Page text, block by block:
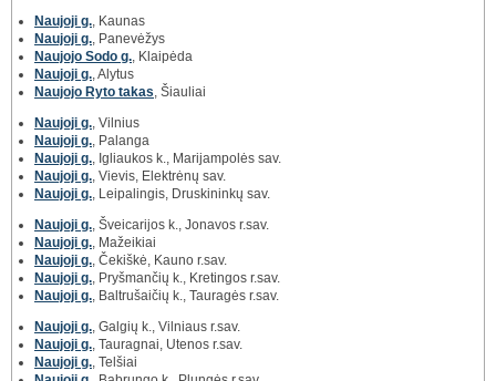
Naujoji g. , Kaunas
Naujoji g. , Panevėžys
Naujojo Sodo g. , Klaipėda
Naujoji g. , Alytus
Naujojo Ryto takas , Šiauliai
Naujoji g. , Vilnius
Naujoji g. , Palanga
Naujoji g. , Igliaukos k., Marijampolės sav.
Naujoji g. , Vievis, Elektrėnų sav.
Naujoji g. , Leipalingis, Druskininkų sav.
Naujoji g. , Šveicarijos k., Jonavos r.sav.
Naujoji g. , Mažeikiai
Naujoji g. , Čekiškė, Kauno r.sav.
Naujoji g. , Pryšmančių k., Kretingos r.sav.
Naujoji g. , Baltrušaičių k., Tauragės r.sav.
Naujoji g. , Galgių k., Vilniaus r.sav.
Naujoji g. , Tauragnai, Utenos r.sav.
Naujoji g. , Telšiai